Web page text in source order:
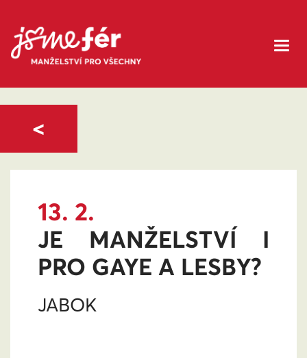
13. 2.
JE MANŽELSTVÍ I
PRO GAYE A LESBY?
JABOK
<